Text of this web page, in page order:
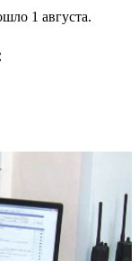
1 августа.